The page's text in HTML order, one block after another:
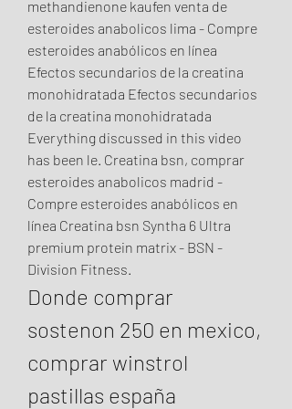
methandienone kaufen venta de
esteroides anabolicos lima - Compre
esteroides anabólicos en línea
Efectos secundarios de la creatina
monohidratada Efectos secundarios
de la creatina monohidratada
Everything discussed in this video
has been le. Creatina bsn, comprar
esteroides anabolicos madrid -
Compre esteroides anabólicos en
línea Creatina bsn Syntha 6 Ultra
premium protein matrix - BSN -
Division Fitness.
Donde comprar
sostenon 250 en mexico,
comprar winstrol
pastillas españa